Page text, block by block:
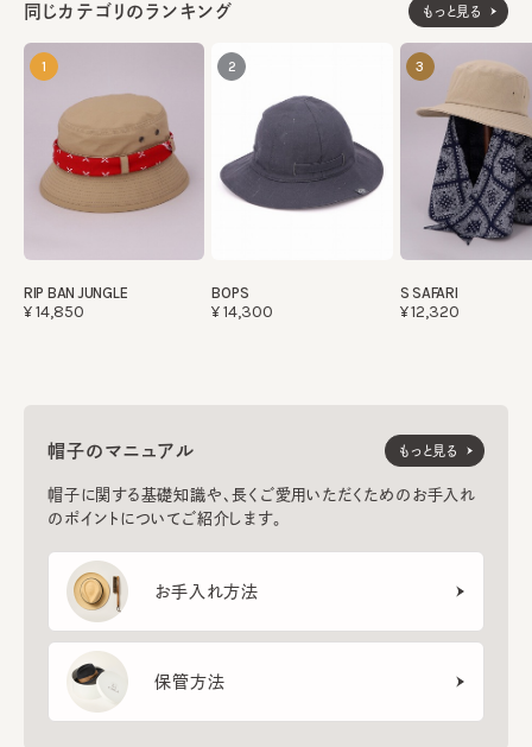
同じカテゴリのランキング もっと見る
1
RIP BAN JUNGLE
¥14,850
2
BOPS
¥14,300
3
S SAFARI
¥12,320
帽子のマニュアル
帽子に関する基礎知識や、長くご愛用いただくためのお手入れ
のポイントについてご紹介します。
お手入れ方法
保管方法
もっと見る